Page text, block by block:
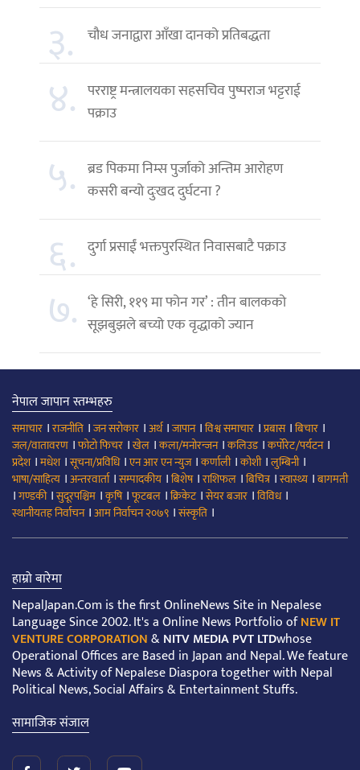
३. चौध जनाद्वारा आँखा दानको प्रतिबद्धता
४. परराष्ट्र मन्त्रालयका सहसचिव पुष्पराज भट्टराई
पक्राउ
५. ब्रड पिकमा निम्स पुर्जाको अन्तिम आरोहण
कसरी बन्यो दुःखद दुर्घटना ?
६. दुर्गा प्रसाईं भक्तपुरस्थित निवासबाटै पक्राउ
७. ‘हे सिरी, ११९ मा फोन गर’ : तीन बालकको
सूझबुझले बच्यो एक वृद्धाको ज्यान
नेपाल जापान स्तम्भहरु
समाचार ।राजनीति ।जन सरोकार ।अर्थ।जापान।विश्व समाचार ।प्रबास।बिचार ।
जल/वातावरण ।फोटो फिचर ।खेल ।कला/मनोरन्जन।कलिउड।कर्पोरेट/पर्यटन।
प्रदेश।मधेश।सूचना/प्रविधि।एन आर एन न्युज।कर्णाली।कोशी।लुम्बिनी।
भाषा/साहित्य ।अन्तरवार्ता।सम्पादकीय ।बिशेष।राशिफल ।बिचित्र।स्वास्थ्य ।बागमती
।गण्डकी।सुदूरपश्चिम ।कृषि।फूटबल ।क्रिकेट।सेयर बजार ।विविध।
स्थानीयतह निर्वाचन।आम निर्वाचन २०७९ ।संस्कृति ।
हाम्रो बारेमा
NepalJapan.Com is the first OnlineNews Site in Nepalese
Language Since 2002. It's a Online News Portfolio ofNEW IT
VENTURE CORPORATION&NITV MEDIA PVT LTDwhose
Operational Offices are Based in Japan and Nepal. We feature
News & Activity of Nepalese Diaspora together with Nepal
Political News, Social Affairs & Entertainment Stuffs.
सामाजिक संजाल